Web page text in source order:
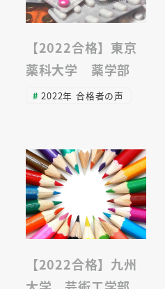
【2022合格】東京
薬科大学 薬学部
2022年 合格者の声
【2022合格】九州